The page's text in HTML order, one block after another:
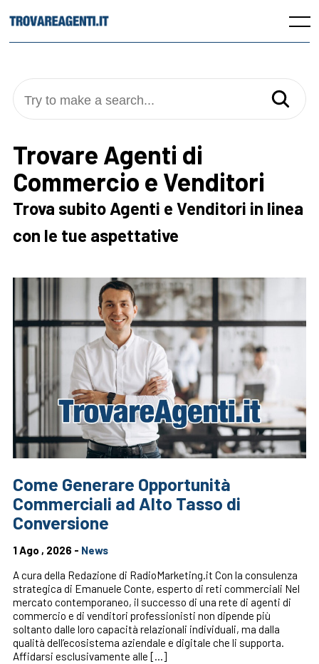
to
Menu
Try to make a search...
Trovare Agenti di
Commercio e Venditori
Trova subito Agenti e Venditori in linea
con le tue aspettative
Come Generare Opportunità
Commerciali ad Alto Tasso di
Conversione
1 Ago , 2026 - News
A cura della Redazione di RadioMarketing.it Con la consulenza
strategica di Emanuele Conte, esperto di reti commerciali Nel
mercato contemporaneo, il successo di una rete di agenti di
commercio e di venditori professionisti non dipende più
soltanto dalle loro capacità relazionali individuali, ma dalla
qualità dell’ecosistema aziendale e digitale che li supporta.
Affidarsi esclusivamente alle […]